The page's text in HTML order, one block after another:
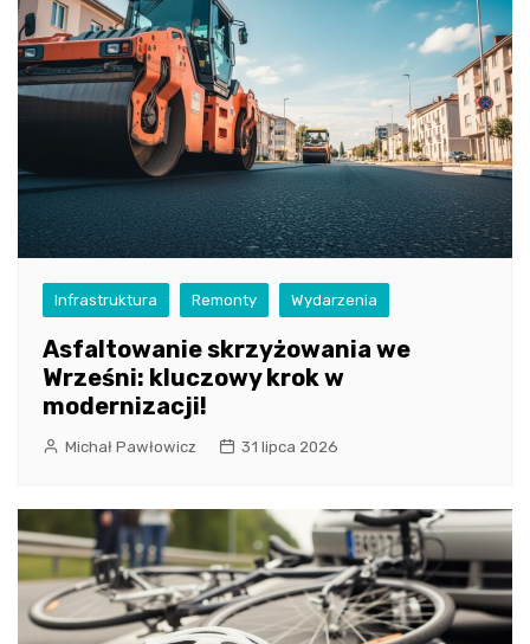
Infrastruktura Remonty Wydarzenia
Asfaltowanie skrzyżowania we
Wrześni: kluczowy krok w
modernizacji!
Michał Pawłowicz 31 lipca 2026